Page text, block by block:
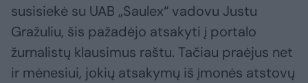
susisiekė su UAB „Saulex“ vadovu Justu
Gražuliu, šis pažadėjo atsakyti į portalo
žurnalistų klausimus raštu. Tačiau praėjus net
ir mėnesiui, jokių atsakymų iš įmonės atstovų